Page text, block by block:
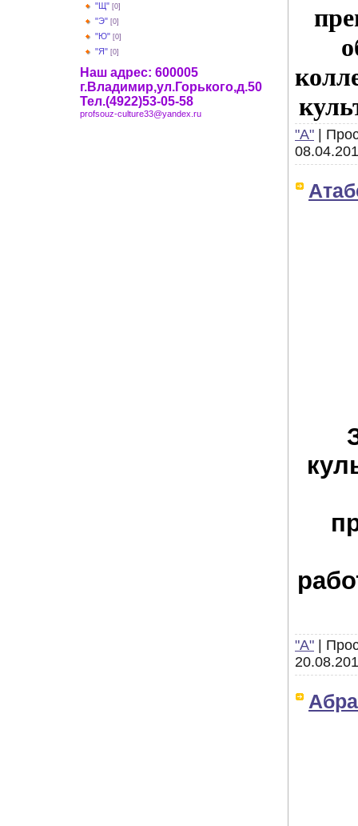
"Щ" [0]
"Э" [0]
"Ю" [0]
"Я" [0]
Наш адрес: 600005
г.Владимир,ул.Горького,д.50
Тел.(4922)53-05-58
profsouz-culture33@yandex.ru
"А" |
"А"